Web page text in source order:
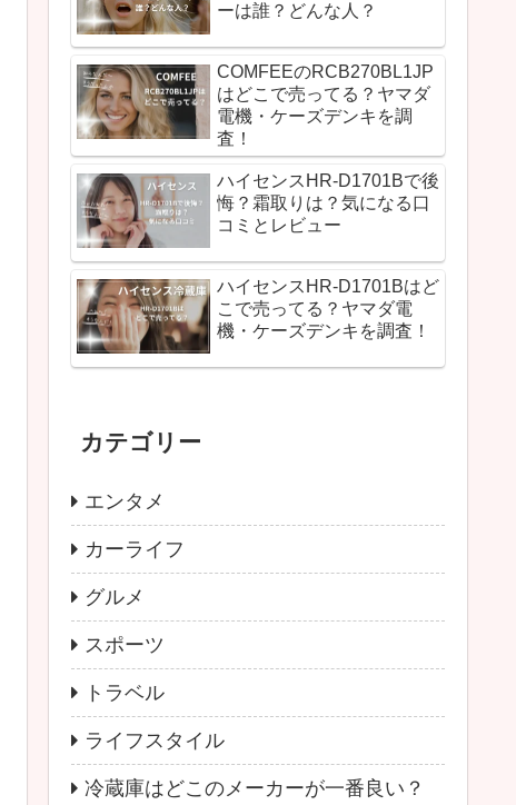
ーは誰？どんな人？
COMFEEのRCB270BL1JP
はどこで売ってる？ヤマダ
電機・ケーズデンキを調
査！
ハイセンスHR-D1701Bで後
悔？霜取りは？気になる口
コミとレビュー
ハイセンスHR-D1701Bはど
こで売ってる？ヤマダ電
機・ケーズデンキを調査！
カテゴリー
エンタメ
カーライフ
グルメ
スポーツ
トラベル
ライフスタイル
冷蔵庫はどこのメーカーが一番良い？